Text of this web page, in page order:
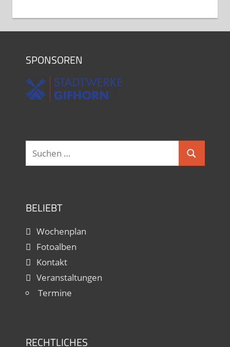
Mittwoch, 17.15 - 18.45
Turniertraining Standard 1 bei
Mittwoch, 19.00 - 20.30
Turniertraining Standard 2 bei
Michael Wenger sowie Vicky
Ghadiri und Vlad Milinovici
Mittwoch, 20.30 - 22.00
SPONSOREN
Suchen
nach:
Suchen
BELIEBT
Wochenplan
Fotoalben
Kontakt
Veranstaltungen
Termine
RECHTLICHES